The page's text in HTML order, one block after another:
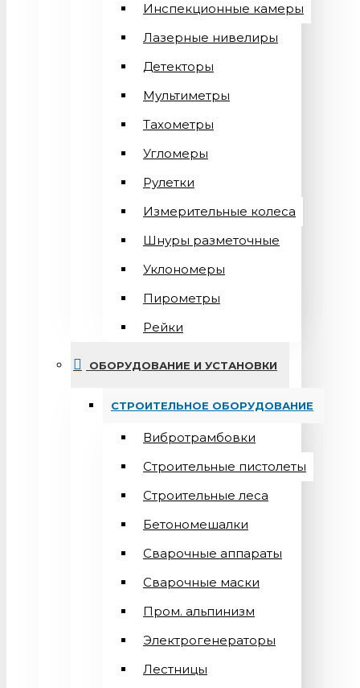
Инспекционные камеры
Лазерные нивелиры
Детекторы
Мультиметры
Тахометры
Угломеры
Рулетки
Измерительные колеса
Шнуры разметочные
Уклономеры
Пирометры
Рейки
ОБОРУДОВАНИЕ И УСТАНОВКИ
СТРОИТЕЛЬНОЕ ОБОРУДОВАНИЕ
Вибротрамбовки
Строительные пистолеты
Строительные леса
Бетономешалки
Сварочные аппараты
Cварочные маски
Пром. альпинизм
Электрогенераторы
Лестницы